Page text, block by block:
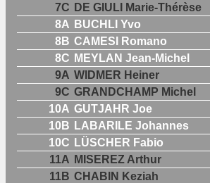
7C DE GIULI Marie-Thérèse
8A BUCHLI Yvo
8B CAMESI Romano
8C MEYLAN Jean-Michel
9A WIDMER Heiner
9C GRANDCHAMP Michel
10A GUTJAHR Joe
10B LABARILE Johannes
10C LÜSCHER Fabio
11A MISEREZ Arthur
11B CHABIN Keziah